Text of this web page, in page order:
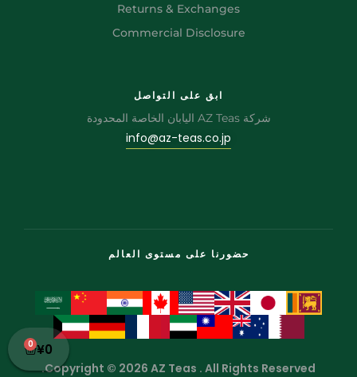
¥0
0
Returns & Exchanges
Commercial Disclosure
ابق على التواصل
شركة AZ Teas اليابان الخاصة المحدودة
info@az-teas.co.jp
حضورنا على مستوى العالم
Copyright © 2026 AZ Teas . All Rights Reserved.